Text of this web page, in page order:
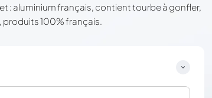
: aluminium français, contient tourbe à gonfler,
produits 100% français.